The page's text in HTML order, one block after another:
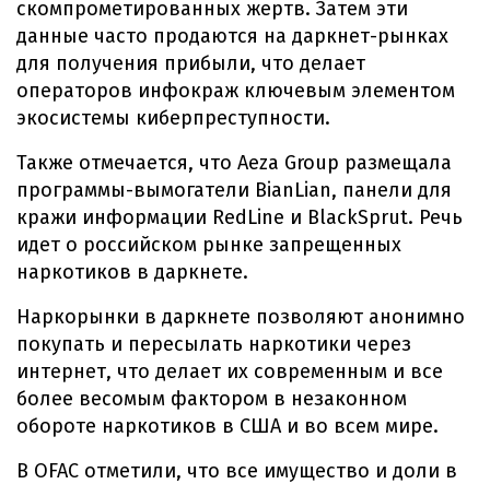
скомпрометированных жертв. Затем эти
данные часто продаются на даркнет-рынках
для получения прибыли, что делает
операторов инфокраж ключевым элементом
экосистемы киберпреступности.
Также отмечается, что Aeza Group размещала
программы-вымогатели BianLian, панели для
кражи информации RedLine и BlackSprut. Речь
идет о российском рынке запрещенных
наркотиков в даркнете.
Наркорынки в даркнете позволяют анонимно
покупать и пересылать наркотики через
интернет, что делает их современным и все
более весомым фактором в незаконном
обороте наркотиков в США и во всем мире.
В OFAC отметили, что все имущество и доли в